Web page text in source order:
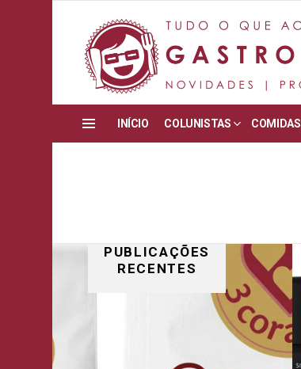
INÍCIO COLUNISTAS COMIDAS
PUBLICAÇÕES
RECENTES